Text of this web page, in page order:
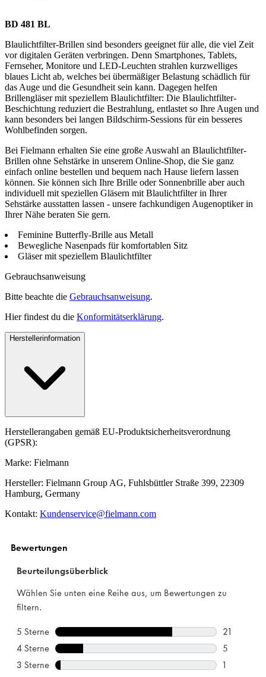
BD 481 BL
Blaulichtfilter-Brillen sind besonders geeignet für alle, die viel Zeit
vor digitalen Geräten verbringen. Denn Smartphones, Tablets,
Fernseher, Monitore und LED-Leuchten strahlen kurzwelliges
blaues Licht ab, welches bei übermäßiger Belastung schädlich für
das Auge und die Gesundheit sein kann. Dagegen helfen
Brillengläser mit speziellem Blaulichtfilter: Die Blaulichtfilter-
Beschichtung reduziert die Bestrahlung, entlastet so Ihre Augen und
kann besonders bei langen Bildschirm-Sessions für ein besseres
Wohlbefinden sorgen.
Bei Fielmann erhalten Sie eine große Auswahl an Blaulichtfilter-
Brillen ohne Sehstärke in unserem Online-Shop, die Sie ganz
einfach online bestellen und bequem nach Hause liefern lassen
können. Sie können sich Ihre Brille oder Sonnenbrille aber auch
individuell mit speziellen Gläsern mit Blaulichtfilter in Ihrer
Sehstärke ausstatten lassen - unsere fachkundigen Augenoptiker in
Ihrer Nähe beraten Sie gern.
Feminine Butterfly-Brille aus Metall
Bewegliche Nasenpads für komfortablen Sitz
Gläser mit speziellem Blaulichtfilter
Gebrauchsanweisung
Bitte beachte die Gebrauchsanweisung.
Hier findest du die Konformitätserklärung.
Herstellerinformation
Herstellerangaben gemäß EU-Produktsicherheitsverordnung
(GPSR):
Marke: Fielmann
Hersteller: Fielmann Group AG, Fuhlsbüttler Straße 399, 22309
Hamburg, Germany
Kontakt: Kundenservice@fielmann.com